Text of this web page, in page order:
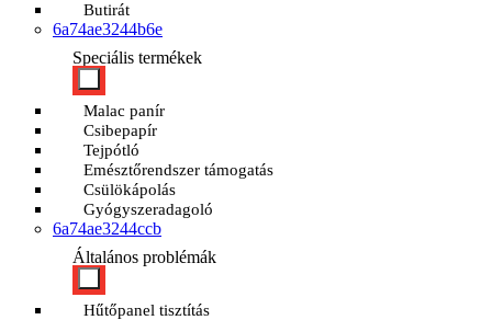
Butirát
6a74ae3244b6e
Speciális termékek
Malac panír
Csibepapír
Tejpótló
Emésztőrendszer támogatás
Csülökápolás
Gyógyszeradagoló
6a74ae3244ccb
Általános problémák
Hűtőpanel tisztítás